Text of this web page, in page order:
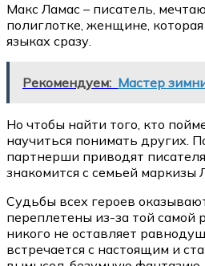
Макс Ламас – писатель,
полиглотке, женщине,
языках сразу.
Рекомендуем: Мастер
Но чтобы найти того, кто
научиться понимать других.
партнерши приводят
знакомится с семьей маркизы
Судьбы всех героев
переплетены из-за той самой
никого не оставляет
встречается с настоящим и